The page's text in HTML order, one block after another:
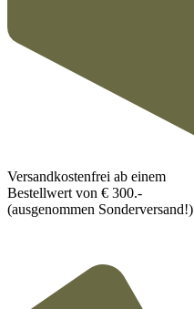
Versandkostenfrei ab einem
Bestellwert von € 300.-
(ausgenommen Sonderversand!)